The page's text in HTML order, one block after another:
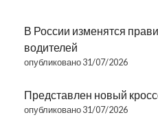
В России изменятся
водителей
опубликовано 31/07/2026
Представлен новый
опубликовано 31/07/2026